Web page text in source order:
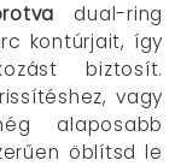
dual-ring
kontúrjait, így
biztosít.
vagy
alaposabb
öblítsd le